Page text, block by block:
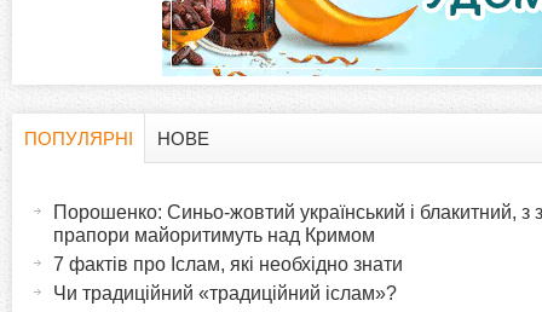
ПОПУЛЯРНІ
НОВЕ
Порошенко: Синьо-жовтий український і блакитний, з
прапори майоритимуть над Кримом
7 фактів про Іслам, які необхідно знати
Чи традиційний «традиційний іслам»?